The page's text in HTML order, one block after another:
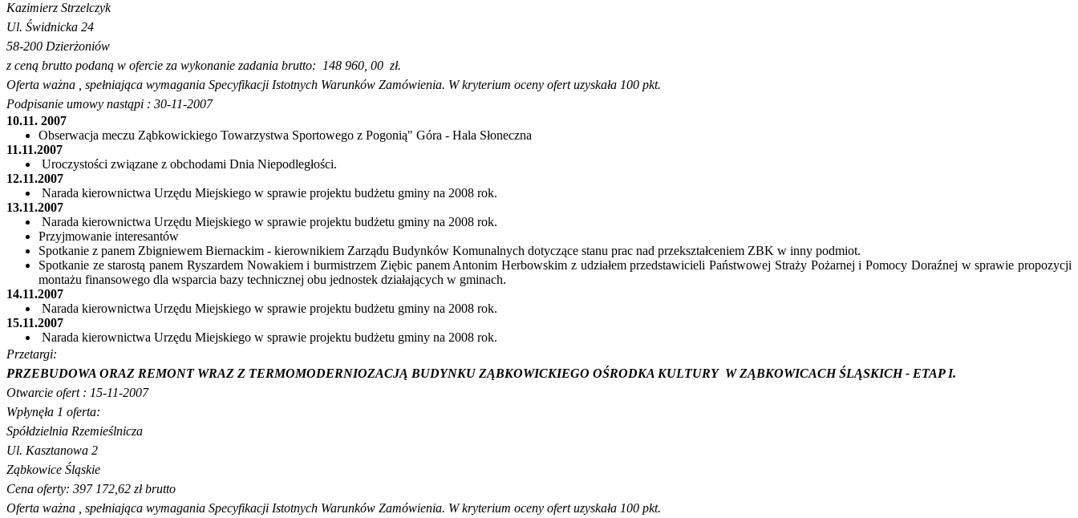
Kazimierz Strzelczyk
Ul. Świdnicka 24
58-200 Dzierżoniów
z ceną brutto podaną w ofercie za wykonanie zadania brutto: 148 960, 00 zł.
Oferta ważna , spełniająca wymagania Specyfikacji Istotnych Warunków Zamówienia. W kryterium oceny ofert uzyskała 100 pkt.
Podpisanie umowy nastąpi : 30-11-2007
10.11. 2007
Obserwacja meczu Ząbkowickiego Towarzystwa Sportowego z Pogonią" Góra - Hala Słoneczna
11.11.2007
Uroczystości związane z obchodami Dnia Niepodległości.
12.11.2007
Narada kierownictwa Urzędu Miejskiego w sprawie projektu budżetu gminy na 2008 rok.
13.11.2007
Narada kierownictwa Urzędu Miejskiego w sprawie projektu budżetu gminy na 2008 rok.
Przyjmowanie interesantów
Spotkanie z panem Zbigniewem Biernackim - kierownikiem Zarządu Budynków Komunalnych dotyczące stanu prac nad przekształceniem ZBK w inny podmiot.
Spotkanie ze starostą panem Ryszardem Nowakiemi burmistrzem Ziębic panem AntonimHerbowskim z udziałem przedstawicieli Państwowej Straży Pożarnej i Pomocy Doraźnej w sprawie propozycji
montażu finansowego dla wsparcia bazy technicznej obu jednostek działających w gminach.
14.11.2007
Narada kierownictwa Urzędu Miejskiego w sprawie projektu budżetu gminy na 2008 rok.
15.11.2007
Narada kierownictwa Urzędu Miejskiego w sprawie projektu budżetu gminy na 2008 rok.
Przetargi:
PRZEBUDOWA ORAZ REMONT WRAZ Z TERMOMODERNIOZACJĄ BUDYNKU ZĄBKOWICKIEGO OŚRODKA KULTURY WZĄBKOWICACH ŚLĄSKICH - ETAP I.
Otwarcie ofert : 15-11-2007
Wpłynęła 1 oferta:
Spółdzielnia Rzemieślnicza
Ul. Kasztanowa 2
Ząbkowice Śląskie
Cena oferty: 397 172,62 zł brutto
Oferta ważna , spełniająca wymagania Specyfikacji Istotnych Warunków Zamówienia. W kryterium oceny ofert uzyskała 100 pkt.